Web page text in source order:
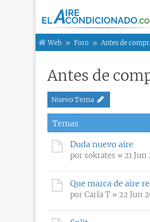
Web Foro Antes de
Antes de
Nuevo Tema
Temas
Duda nuevo aire
por sokrates » 21 Jun
Que marca de aire
por Carla T » 22 Jun